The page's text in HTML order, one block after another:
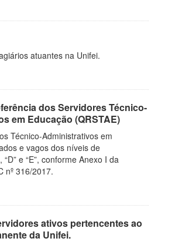
atuantes na Unifei.
dos Servidores Técnico-
em Educação (QRSTAE)
Técnico-Administrativos em
e vagos dos níveis de
“D” e “E”, conforme Anexo I da
nº 316/2017.
ativos pertencentes ao
da Unifei.